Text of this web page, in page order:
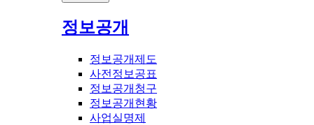
정보공개
정보공개제도
사전정보공표
정보공개청구
정보공개현황
사업실명제